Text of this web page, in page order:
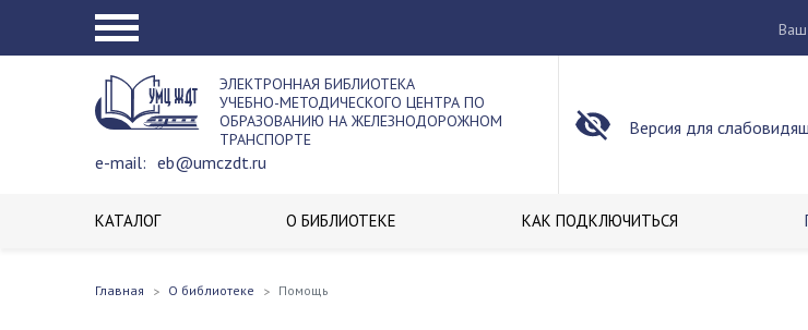
Ваш
ЭЛЕКТРОННАЯ БИБЛИОТЕКА
УЧЕБНО-МЕТОДИЧЕСКОГО ЦЕНТРА ПО
ОБРАЗОВАНИЮ НА ЖЕЛЕЗНОДОРОЖНОМ
ТРАНСПОРТЕ
e-mail: eb@umczdt.ru
Версия для
КАТАЛОГ О БИБЛИОТЕКЕ КАК ПОДКЛЮЧИТЬСЯ
Главная О библиотеке Помощь